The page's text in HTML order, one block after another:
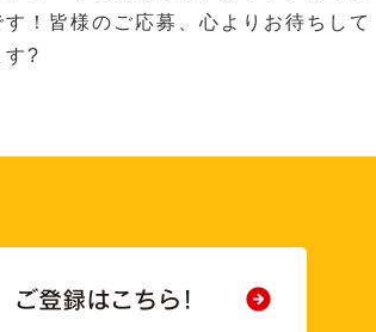
す！皆様のご応募、心よりお待ちして
す?